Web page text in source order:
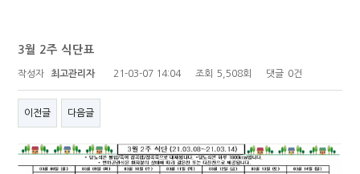
3월 2주 식단표
작성자 최고관리자 21-03-07 14:04 조회 5,508회 댓글 0건
이전글 다음글